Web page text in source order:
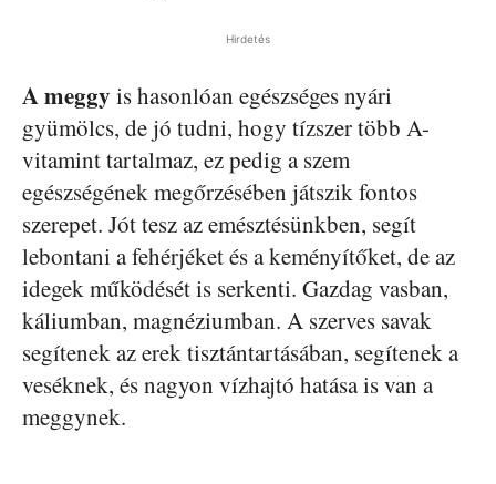
Hirdetés
A meggy is hasonlóan egészséges nyári
gyümölcs, de jó tudni, hogy tízszer több A-
vitamint tartalmaz, ez pedig a szem
egészségének megőrzésében játszik fontos
szerepet. Jót tesz az emésztésünkben, segít
lebontani a fehérjéket és a keményítőket, de az
idegek működését is serkenti. Gazdag vasban,
káliumban, magnéziumban. A szerves savak
segítenek az erek tisztántartásában, segítenek a
veséknek, és nagyon vízhajtó hatása is van a
meggynek.